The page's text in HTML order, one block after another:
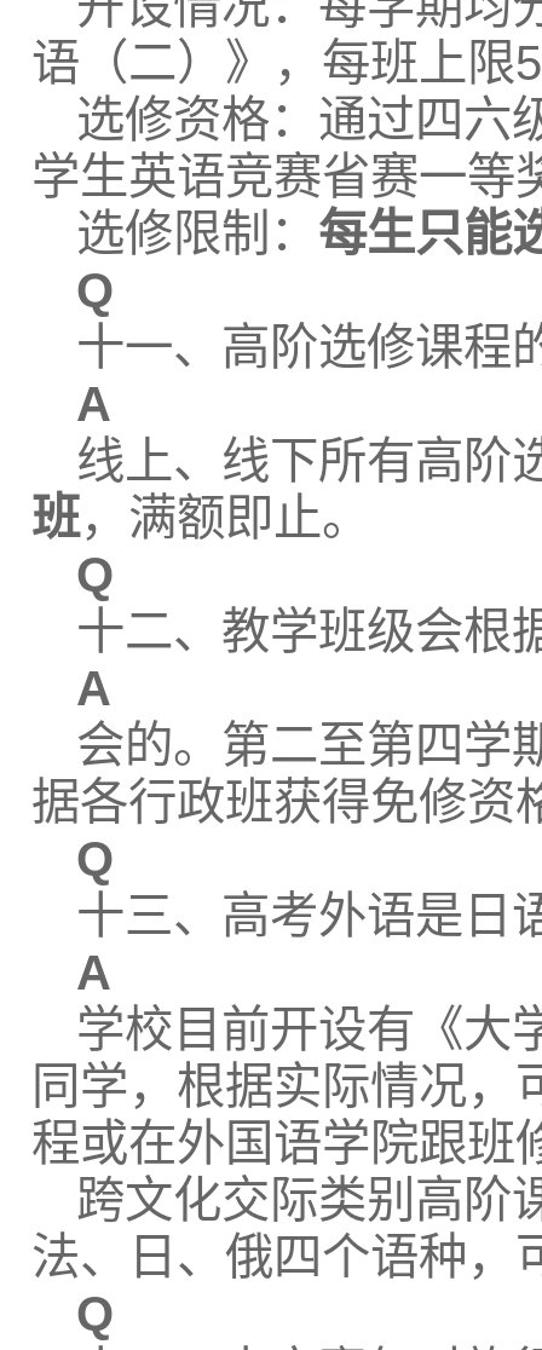
语（二）》，每班上限
选修资格：通过四六
学生英语竞赛省赛一等
选修限制： 每生只能
Q
十一、高阶选修课程
A
线上、线下所有高阶
班，满额即止。
Q
十二、教学班级会根
A
会的。第二至第四学
据各行政班获得免修资
Q
十三、高考外语是日
A
学校目前开设有《大
同学，根据实际情况，
程或在外国语学院跟班
跨文化交际类别高阶
法、日、俄四个语种，
Q